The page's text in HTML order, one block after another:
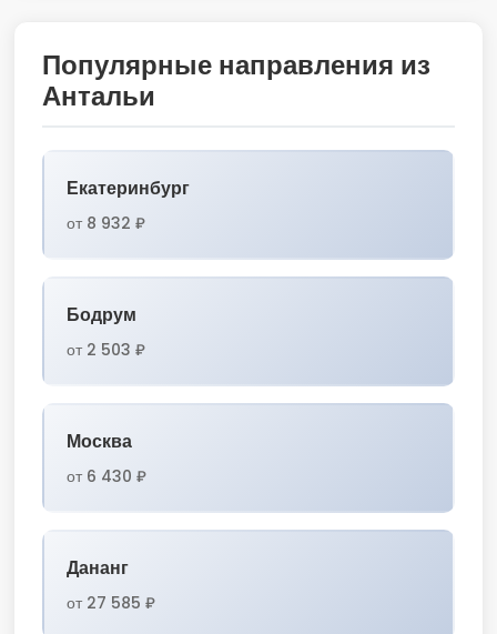
Популярные направления из
Антальи
Екатеринбург
от 8 932 ₽
Бодрум
от 2 503 ₽
Москва
от 6 430 ₽
Дананг
от 27 585 ₽